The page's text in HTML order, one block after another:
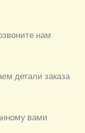
нам
детали заказа
вами